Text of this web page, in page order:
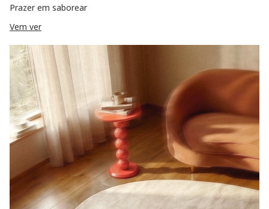
Prazer em saborear
Vem ver